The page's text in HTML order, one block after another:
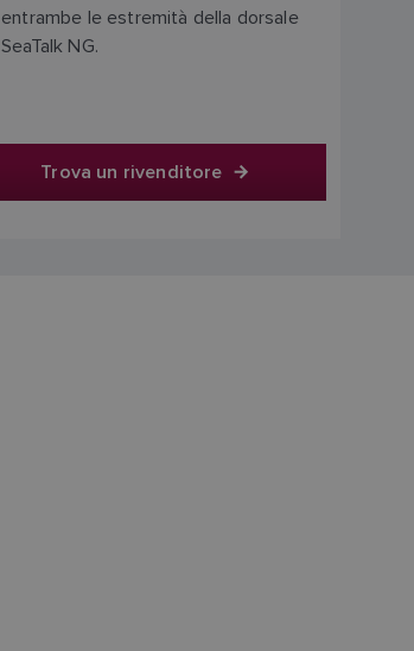
entrambe le estremità della dorsale
SeaTalk NG.
Trova un rivenditore